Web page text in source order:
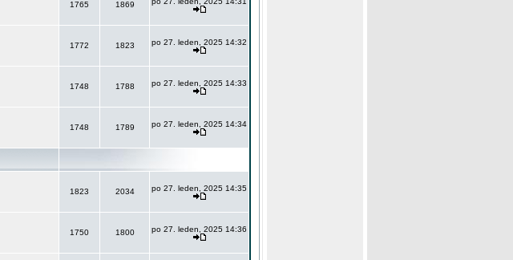
1765 1869
1772 1823 po 27. leden, 2025 14:32
1748 1788 po 27. leden, 2025 14:33
1748 1789 po 27. leden, 2025 14:34
1823 2034 po 27. leden, 2025 14:35
1750 1800 po 27. leden, 2025 14:36